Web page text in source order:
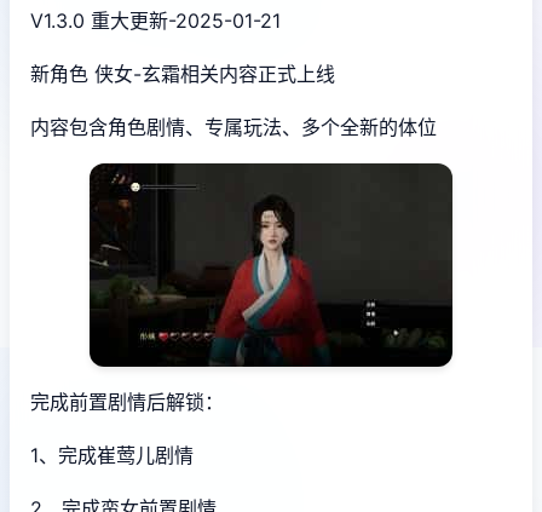
V1.3.0 重大更新-2025-01-21
新角色 侠女-玄霜相关内容正式上线
内容包含角色剧情、专属玩法、多个全新的体位
完成前置剧情后解锁：
1、完成崔莺儿剧情